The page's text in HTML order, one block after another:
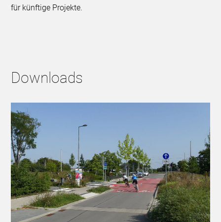
für künftige Projekte.
Downloads